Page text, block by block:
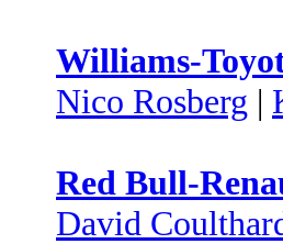
Williams-
Nico Rosberg |
Red Bull-
David